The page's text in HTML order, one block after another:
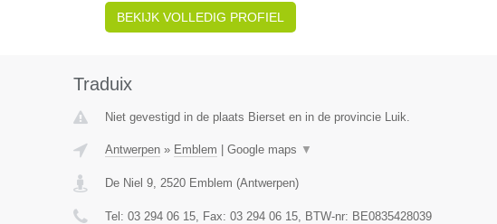
BEKIJK VOLLEDIG PROFIEL
Traduix
Niet gevestigd in de plaats Bierset en in de provincie Luik.
Antwerpen» Emblem Google maps ▼
De Niel 9, 2520 Emblem (Antwerpen)
Tel: 03 294 06 15, Fax: 03 294 06 15, BTW-nr: BE0835428039